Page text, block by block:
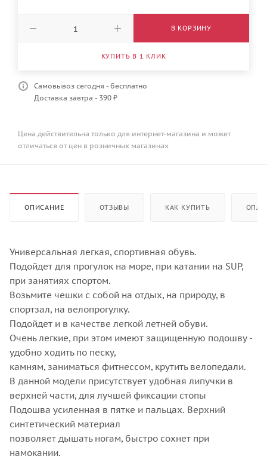
В КОРЗИНУ
КУПИТЬ В 1 КЛИК
Самовывоз сегодня - бесплатно
Доставка завтра - 390 ₽
Цена действительна только для интернет-магазина и может
отличаться от цен в розничных магазинах
ОПИСАНИЕ ОТЗЫВЫ КАК КУПИТЬ
Универсальная легкая, спортивная обувь.
Подойдет для прогулок на море, при катании на SUP,
при занятиях спортом.
Возьмите чешки с собой на отдых, на природу, в
спортзал, на велопрогулку.
Подойдет и в качестве легкой летней обуви.
Очень легкие, при этом имеют защищенную подошву -
удобно ходить по песку,
камням, заниматься фитнессом, крутить велопедали.
В данной модели присутствует удобная липучки в
верхней части, для лучшей фиксации стопы
Подошва усиленная в пятке и пальцах. Верхний
синтетический материал
позволяет дышать ногам, быстро сохнет при
намокании.